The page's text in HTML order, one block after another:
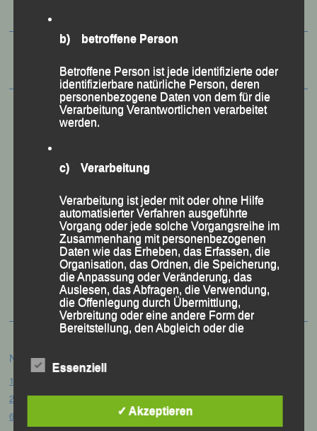
50 Jahre LG Passau
Festzschrift
Neueste Beiträge
15. Pörndorfer Sommernachtslauf – Pörndorf, 01.08.2026
20. Goldener Steig-Lauf – Stozec/Tusset, 01.08.2026
61. Bergsportfest – Ortenburg, 26.07.2026
b) betroffene Person
Betroffene Person ist jede identifizierte oder
identifizierbare natürliche Person, deren
personenbezogene Daten von dem für die
Verarbeitung Verantwortlichen verarbeitet
werden.
c) Verarbeitung
Verarbeitung ist jeder mit oder ohne Hilfe
automatisierter Verfahren ausgeführte
Vorgang oder jede solche Vorgangsreihe im
Zusammenhang mit personenbezogenen
Daten wie das Erheben, das Erfassen, die
Organisation, das Ordnen, die Speicherung,
die Anpassung oder Veränderung, das
Auslesen, das Abfragen, die Verwendung,
die Offenlegung durch Übermittlung,
Verbreitung oder eine andere Form der
Bereitstellung, den Abgleich oder die
d) Einschränkung der Verarbeitung
Essenziell
✓ Akzeptieren